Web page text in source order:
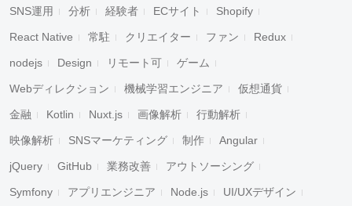
SNS運用 分析 経験者 ECサイト Shopify
React Native 常駐 クリエイター ファン Redux
nodejs Design リモート可 ゲーム
Webディレクション 機械学習エンジニア 仮想通貨
金融 Kotlin Nuxt.js 画像解析 行動解析
映像解析 SNSマーケティング 制作 Angular
jQuery GitHub 業務改善 アウトソーシング
Symfony アプリエンジニア Node.js UI/UXデザイン